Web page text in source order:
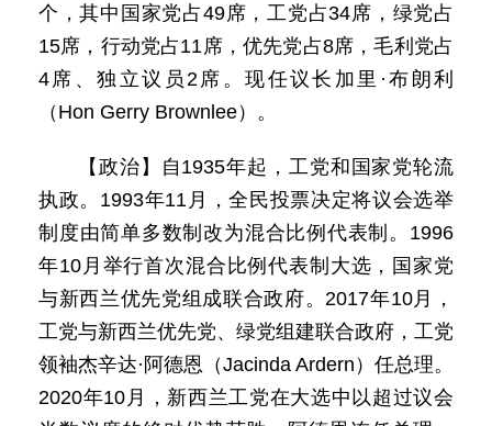
个，其中国家党占49席，工党占34席，绿党占
15席，行动党占11席，优先党占8席，毛利党占
4席、独立议员2席。现任议长加里·布朗利
（Hon Gerry Brownlee）。
【政治】自1935年起，工党和国家党轮流
执政。1993年11月，全民投票决定将议会选举
制度由简单多数制改为混合比例代表制。1996
年10月举行首次混合比例代表制大选，国家党
与新西兰优先党组成联合政府。2017年10月，
工党与新西兰优先党、绿党组建联合政府，工党
领袖杰辛达·阿德恩（Jacinda Ardern）任总理。
2020年10月，新西兰工党在大选中以超过议会